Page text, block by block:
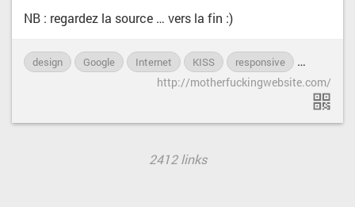
NB : regardez la source … vers la fin :)
design Google Internet KISS responsive
http://motherfuckingwebsite.com/
2412 links